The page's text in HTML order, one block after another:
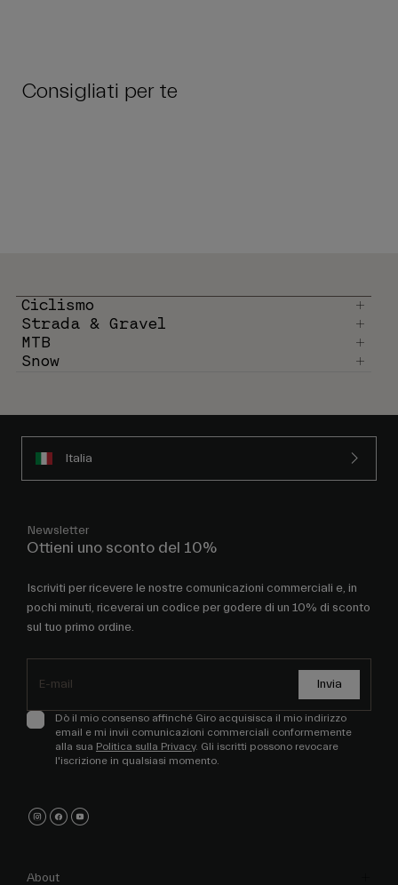
Consigliati per te
Ciclismo
Strada & Gravel
MTB
Snow
Italia
Newsletter
Ottieni uno sconto del 10%
Iscriviti per ricevere le nostre comunicazioni commerciali e, in
pochi minuti, riceverai un codice per godere di un 10% di sconto
sul tuo primo ordine.
Invia
Dò il mio consenso affinché Giro acquisisca il mio indirizzo
email e mi invii comunicazioni commerciali conformemente
alla sua Politica sulla Privacy. Gli iscritti possono revocare
l'iscrizione in qualsiasi momento.
About